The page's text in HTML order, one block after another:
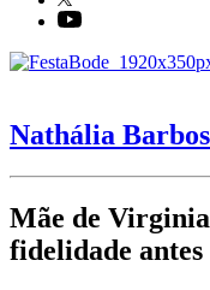
Nathália
Mãe de
fidelidade